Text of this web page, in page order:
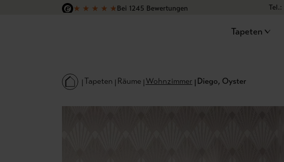
Hauptinhalt springen
Zur Suche springen
Zur Hauptnavigation springen
★ ★ ★ ★ ★Bei 1245 Bewertungen
Tel.:
Tapeten
Tapeten Räume Wohnzimmer Diego, Oyster